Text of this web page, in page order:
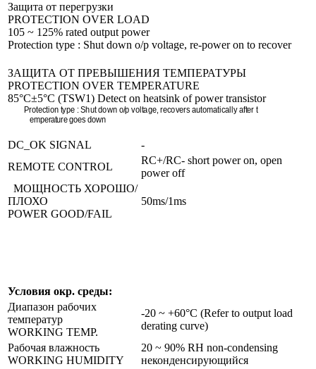
Защита от перегрузки
PROTECTION OVER LOAD
105 ~ 125% rated output power
Protection type : Shut down o/p voltage, re-power on to recover
ЗАЩИТА ОТ ПРЕВЫШЕНИЯ ТЕМПЕРАТУРЫ
PROTECTION OVER TEMPERATURE
85°С±5°С (TSW1) Detect on heatsink of power transistor
Protection type : Shut down o/p voltage, recovers automatically after t
emperature goes down
DC_OK SIGNAL
-
REMOTE CONTROL
RC+/RC- short power on, open
power off
МОЩНОСТЬ ХОРОШО/
ПЛОХО
POWER GOOD/FAIL
50ms/1ms
Условия окр. среды:
Диапазон рабочих
температур
WORKING TEMP.
-20 ~ +60°C (Refer to output load
derating curve)
Рабочая влажность
WORKING HUMIDITY
20 ~ 90% RH non-condensing
неконденсирующийся